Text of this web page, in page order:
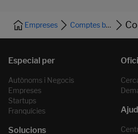
Empreses Comptes bancaris
Autònoms i Negocis
Empreses
Startups
Franquícies